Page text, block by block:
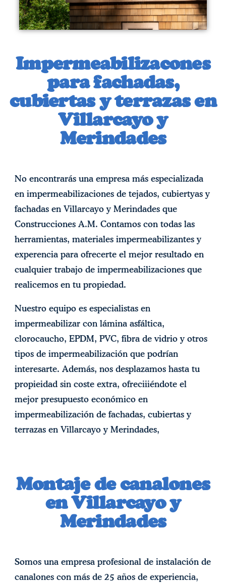
Impermeabilizacones
para fachadas,
cubiertas y terrazas en
Villarcayo y
Merindades
No encontrarás una empresa más especializada
en impermeabilizaciones de tejados, cubiertyas y
fachadas en Villarcayo y Merindades que
Construcciones A.M. Contamos con todas las
herramientas, materiales impermeabilizantes y
experencia para ofrecerte el mejor resultado en
cualquier trabajo de impermeabilizaciones que
realicemos en tu propiedad.
Nuestro equipo es especialistas en
impermeabilizar con lámina asfáltica,
clorocaucho, EPDM, PVC, fibra de vidrio y otros
tipos de impermeabilización que podrían
interesarte. Además, nos desplazamos hasta tu
propieidad sin coste extra, ofreciiiéndote el
mejor presupuesto económico en
impermeabilización de fachadas, cubiertas y
terrazas en Villarcayo y Merindades,
Montaje de canalones
en Villarcayo y
Merindades
Somos una empresa profesional de instalación de
canalones con más de 25 años de experiencia,